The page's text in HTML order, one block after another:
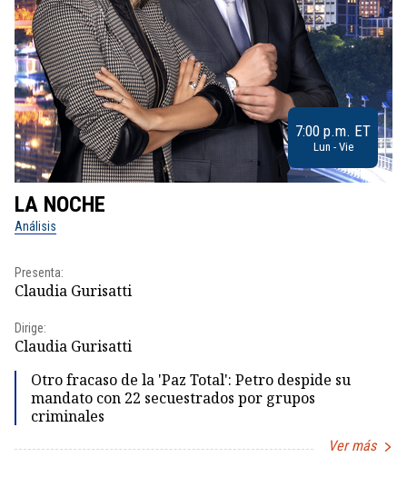
7:00 p.m. ET
Lun - Vie
LA NOCHE
Análisis
Presenta:
Claudia Gurisatti
Dirige:
Claudia Gurisatti
Otro fracaso de la 'Paz Total': Petro despide su
mandato con 22 secuestrados por grupos
criminales
Ver más